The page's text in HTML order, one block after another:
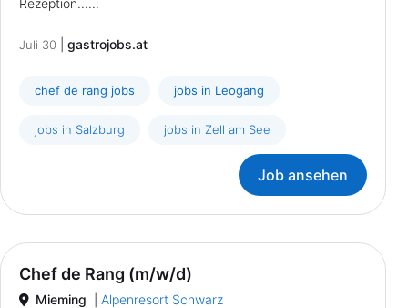
Rezeption......
Juli 30 gastrojobs.at
chef de rang jobs jobs in Leogang
jobs in Salzburg jobs in Zell am See
Job ansehen
Chef de Rang (m/w/d)
Mieming Alpenresort Schwarz